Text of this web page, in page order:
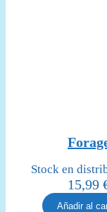
Stock en
15,99
Añadir al